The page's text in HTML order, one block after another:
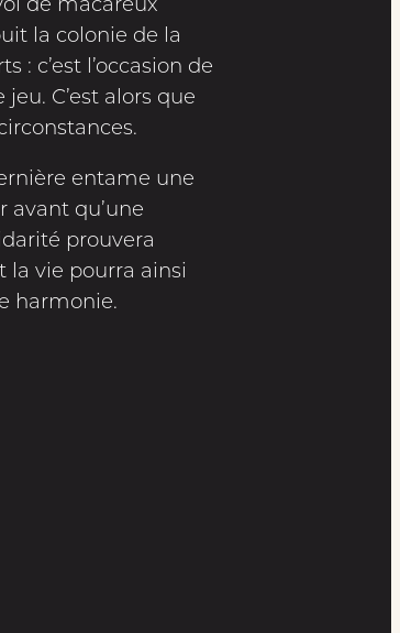
la colonie de la
: c’est l’occasion de
C’est alors que
entame une
avant qu’une
prouvera
la vie pourra ainsi
harmonie.